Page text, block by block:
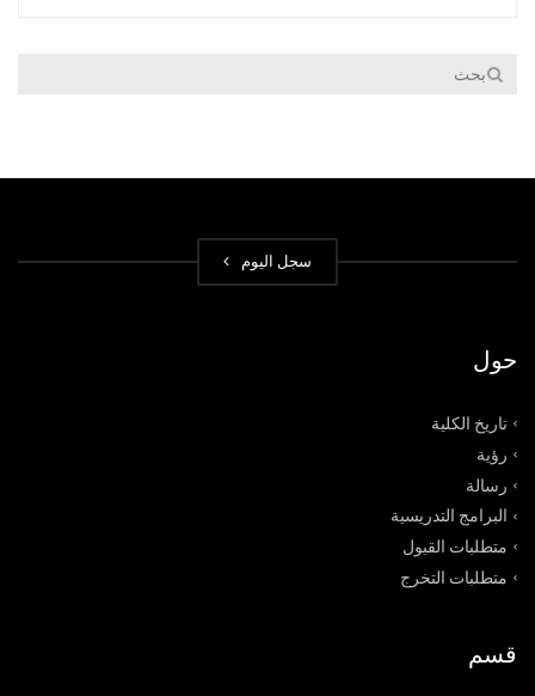
سجل الیوم
حول
تاريخ الكلية
رؤﯾﺔ
رﺳﺎﻟﺔ
البرامج التدريسية
متطلبات القبول
متطلبات التخرج
قسم